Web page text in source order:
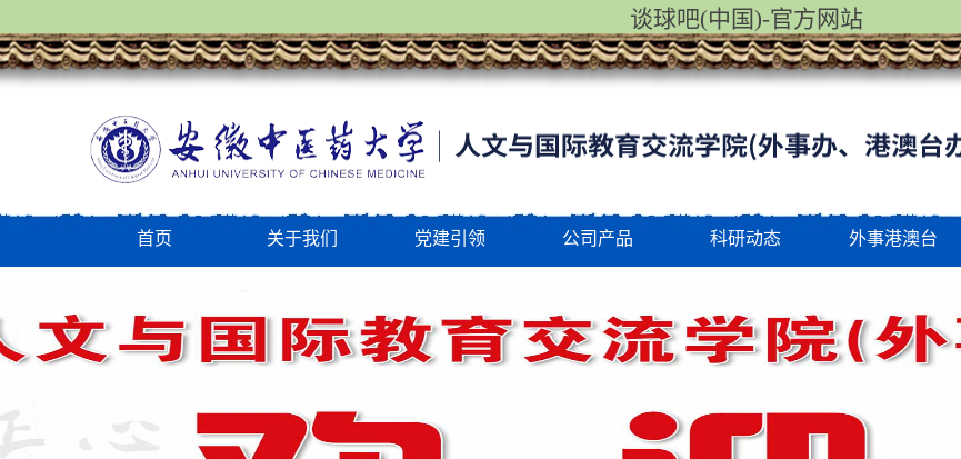
谈球吧(中国)-官方网站
首页 关于我们 党建引领 公司产品 科研动态 外事港澳台